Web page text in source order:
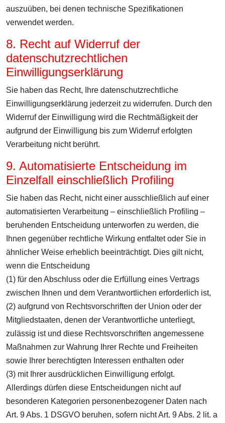
auszuüben, bei denen technische Spezifikationen
verwendet werden.
8. Recht auf Widerruf der
datenschutzrechtlichen
Einwilligungserklärung
Sie haben das Recht, Ihre datenschutzrechtliche
Einwilligungserklärung jederzeit zu widerrufen. Durch den
Widerruf der Einwilligung wird die Rechtmäßigkeit der
aufgrund der Einwilligung bis zum Widerruf erfolgten
Verarbeitung nicht berührt.
9. Automatisierte Entscheidung im
Einzelfall einschließlich Profiling
Sie haben das Recht, nicht einer ausschließlich auf einer
automatisierten Verarbeitung – einschließlich Profiling –
beruhenden Entscheidung unterworfen zu werden, die
Ihnen gegenüber rechtliche Wirkung entfaltet oder Sie in
ähnlicher Weise erheblich beeinträchtigt. Dies gilt nicht,
wenn die Entscheidung
(1) für den Abschluss oder die Erfüllung eines Vertrags
zwischen Ihnen und dem Verantwortlichen erforderlich ist,
(2) aufgrund von Rechtsvorschriften der Union oder der
Mitgliedstaaten, denen der Verantwortliche unterliegt,
zulässig ist und diese Rechtsvorschriften angemessene
Maßnahmen zur Wahrung Ihrer Rechte und Freiheiten
sowie Ihrer berechtigten Interessen enthalten oder
(3) mit Ihrer ausdrücklichen Einwilligung erfolgt.
Allerdings dürfen diese Entscheidungen nicht auf
besonderen Kategorien personenbezogener Daten nach
Art. 9 Abs. 1 DSGVO beruhen, sofern nicht Art. 9 Abs. 2 lit. a